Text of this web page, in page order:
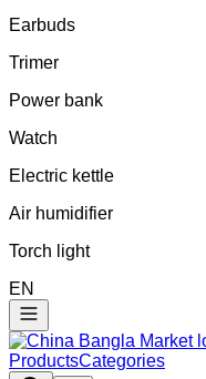
Earbuds
Trimer
Power bank
Watch
Electric kettle
Air humidifier
Torch light
EN
ProductsCategories